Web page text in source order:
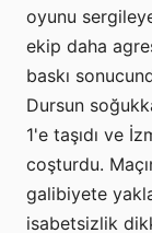
oyunu
ekip daha
baskı
Dursun
1'e taşıdı ve
coşturdu.
galibiyete
isabetsizlik